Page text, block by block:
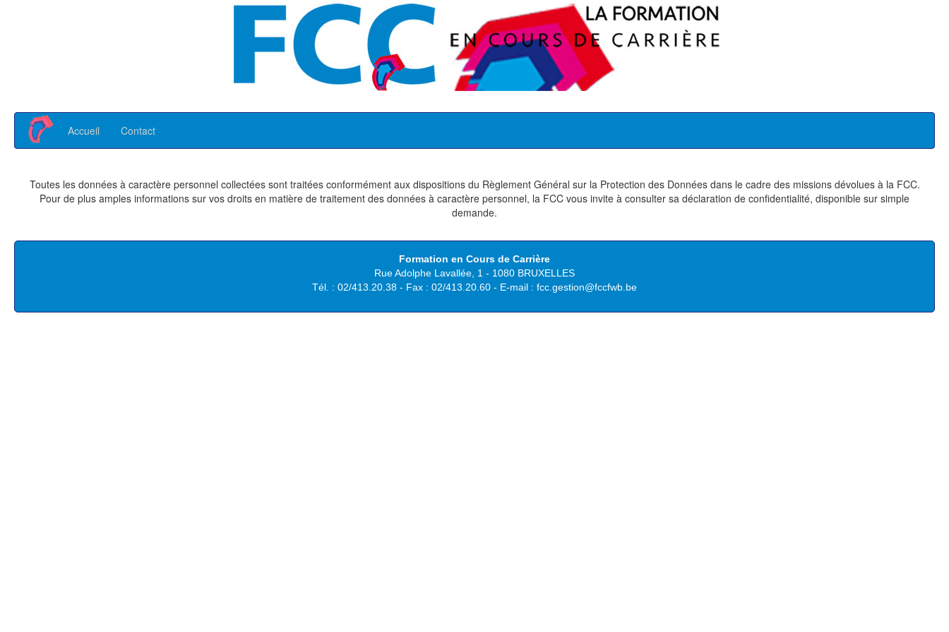
Accueil Contact
Toutes les données à caractère personnel collectées sont traitées conformément aux dispositions du Règlement Général sur la Protection des Données dans le cadre des missions dévolues à la FCC.
Pour de plus amples informations sur vos droits en matière de traitement des données à caractère personnel, la FCC vous invite à consulter sa déclaration de confidentialité, disponible sur simple
demande.
Formation en Cours de Carrière
Rue Adolphe Lavallée, 1 - 1080 BRUXELLES
Tél. : 02/413.20.38 - Fax : 02/413.20.60 - E-mail : fcc.gestion@fccfwb.be